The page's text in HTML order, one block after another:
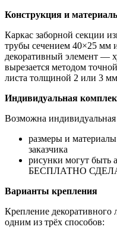
Конструкция и
Каркас заборной секции
трубы сечением 40×25 мм
декоративный элемент —
вырезается методом
листа толщиной 2 или 3
Индивидуальная
Возможна индивидуальная
размеры и
заказчика
рисунки могут
БЕСПЛАТНО
Варианты крепления
Крепление
одним из трёх способов: